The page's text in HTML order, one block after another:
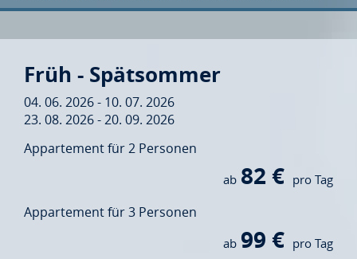
Früh - Spätsommer
04. 06. 2026 - 10. 07. 2026
23. 08. 2026 - 20. 09. 2026
Appartement für 2 Personen
ab 82 € pro Tag
Appartement für 3 Personen
ab 99 € pro Tag